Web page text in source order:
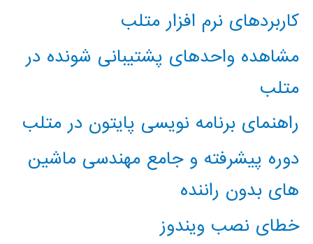
کاربردهای نرم افزار متلب
مشاهده واحدهای پشتیبانی شونده در
متلب
راهنمای برنامه نویسی پایتون در متلب
دوره پیشرفته و جامع مهندسی ماشین
های بدون راننده
خطای نصب ویندوز